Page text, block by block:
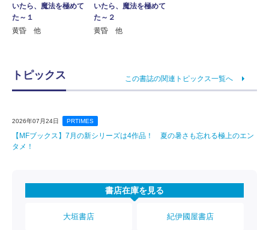
いたら、魔法を極めて
た～１
黄昏 他
いたら、魔法を極めて
た～２
黄昏 他
トピックス この書誌の関連トピックス一覧へ
2026年07月24日 PRTIMES
【MFブックス】7月の新シリーズは4作品！ 夏の暑さも忘れる極上のエン
タメ！
書店在庫を見る
大垣書店 紀伊國屋書店